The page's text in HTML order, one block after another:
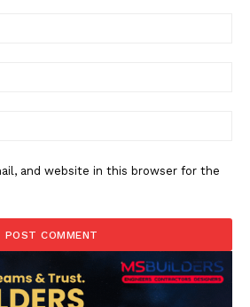
and website in this browser for the